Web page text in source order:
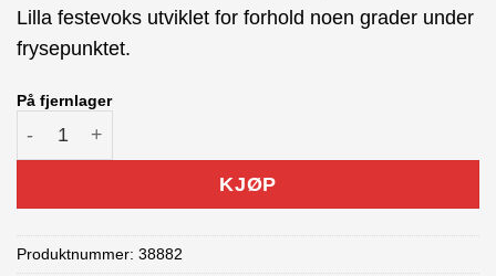
Lilla festevoks utviklet for forhold noen grader under
frysepunktet.
På fjernlager
Swix VP50 Festevoks antall
KJØP
Produktnummer: 38882